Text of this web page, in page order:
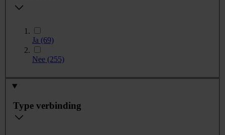
Ja (69)
Nee (255)
Type verbinding